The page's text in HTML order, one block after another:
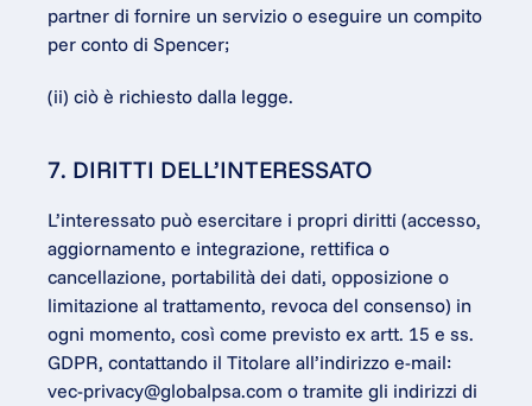
partner di fornire un servizio o eseguire un compito
per conto di Spencer;
(ii) ciò è richiesto dalla legge.
7. DIRITTI DELL’INTERESSATO
L’interessato può esercitare i propri diritti (accesso,
aggiornamento e integrazione, rettifica o
cancellazione, portabilità dei dati, opposizione o
limitazione al trattamento, revoca del consenso) in
ogni momento, così come previsto ex artt. 15 e ss.
vec-privacy@globalpsa.com o tramite gli indirizzi di